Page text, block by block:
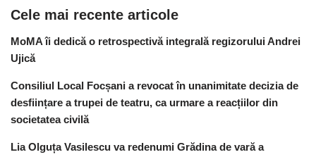
Cele mai recente articole
MoMA îi dedică o retrospectivă integrală regizorului Andrei
Ujică
Consiliul Local Focșani a revocat în unanimitate decizia de
desființare a trupei de teatru, ca urmare a reacțiilor din
societatea civilă
Lia Olguța Vasilescu va redenumi Grădina de vară a